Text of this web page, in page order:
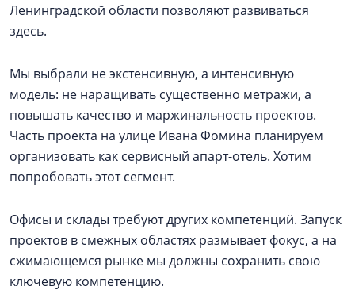
Ленинградской области позволяют развиваться
здесь.
Мы выбрали не экстенсивную, а интенсивную
модель: не наращивать существенно метражи, а
повышать качество и маржинальность проектов.
Часть проекта на улице Ивана Фомина планируем
организовать как сервисный апарт-отель. Хотим
попробовать этот сегмент.
Офисы и склады требуют других компетенций. Запуск
проектов в смежных областях размывает фокус, а на
сжимающемся рынке мы должны сохранить свою
ключевую компетенцию.